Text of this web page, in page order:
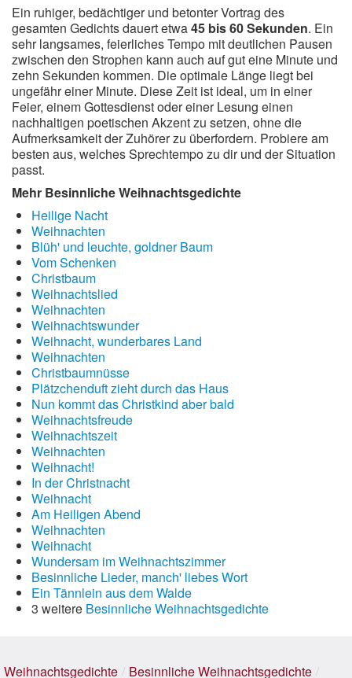
Ein ruhiger, bedächtiger und betonter Vortrag des
gesamten Gedichts dauert etwa45 bis 60 Sekunden. Ein
sehr langsames, feierliches Tempo mit deutlichen Pausen
zwischen den Strophen kann auch auf gut eine Minute und
zehn Sekunden kommen. Die optimale Länge liegt bei
ungefähr einer Minute. Diese Zeit ist ideal, um in einer
Feier, einem Gottesdienst oder einer Lesung einen
nachhaltigen poetischen Akzent zu setzen, ohne die
Aufmerksamkeit der Zuhörer zu überfordern. Probiere am
besten aus, welches Sprechtempo zu dir und der Situation
passt.
Mehr Besinnliche Weihnachtsgedichte
Heilige Nacht
Weihnachten
Blüh' und leuchte, goldner Baum
Vom Schenken
Christbaum
Weihnachtslied
Weihnachten
Weihnachtswunder
Weihnacht, wunderbares Land
Weihnachten
Christbaumnüsse
Plätzchenduft zieht durch das Haus
Nun kommt das Christkind aber bald
Weihnachtsfreude
Weihnachtszeit
Weihnachten
Weihnacht!
In der Christnacht
Weihnacht
Am Heiligen Abend
Weihnachten
Weihnacht
Wundersam im Weihnachtszimmer
Besinnliche Lieder, manch' liebes Wort
Ein Tännlein aus dem Walde
3 weitere Besinnliche Weihnachtsgedichte
Weihnachtsgedichte / Besinnliche Weihnachtsgedichte /